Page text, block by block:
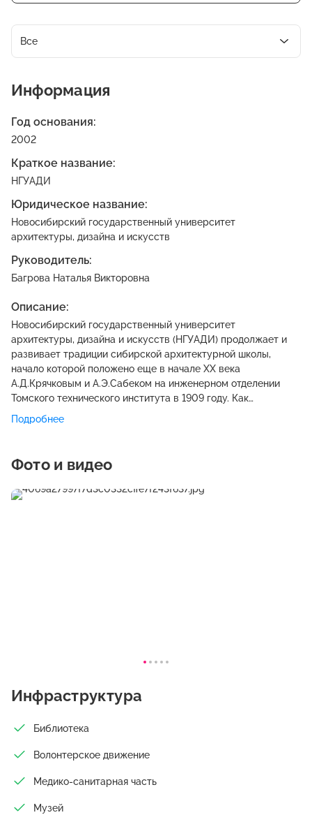
Все
Информация
Год основания:
2002
Краткое название:
НГУАДИ
Юридическое название:
Новосибирский государственный университет
архитектуры, дизайна и искусств
Руководитель:
Багрова Наталья Викторовна
Описание:
Новосибирский государственный университет
архитектуры, дизайна и искусств (НГУАДИ) продолжает и
развивает традиции сибирской архитектурной школы,
начало которой положено еще в начале XX века
А.Д.Крячковым и А.Э.Сабеком на инженерном отделении
Томского технического института в 1909 году. Как
самостоятельное учреждение высшего профессионального
образования он стал функционировать с конца 80-х годов
институт (НархИ). НархИ был создан на базе
архитектурного факультета Новосибирского инженерно-
1993 году НАрхИ переехал в центр Новосибирска, в здание,
художественные произведения студентов и
Межрегиональные сибирские смотры-конкурсы «Золотая
капитель» в области градостроительства, архитектуры и
«Музей истории архитектуры Сибири им. С.Н.Баландина».
Музей является хранителем уникальной для Сибири богатой
авторских проектов (с 1924 г.) и копий, рисунков, эскизов,
рукописей архитекторов, архивных документов. В 2015 году
Подробнее
Фото и видео
Инфраструктура
Библиотека
Волонтерское движение
Медико-санитарная часть
Музей